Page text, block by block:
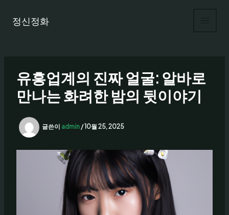
정신정화
유흥업계의 진짜 얼굴: 알바로
만나는 화려한 밤의 뒷이야기
글쓴이 admin/10월 25, 2025